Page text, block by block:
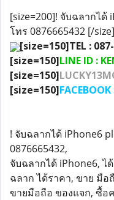
[size=200]! จับฉลากได้
โทร 0876665432 [/size]
[size=150]TEL :
[size=150]LINE ID :
[size=150]
[size=150]FACEBOOK
! จับฉลากได้ iPhone6
0876665432,
จับฉลากได้ iPhone6, ไ
ฉลาก ได้ราคา, ขาย มื
ขายมือถือ ของแจก, ซื้อ